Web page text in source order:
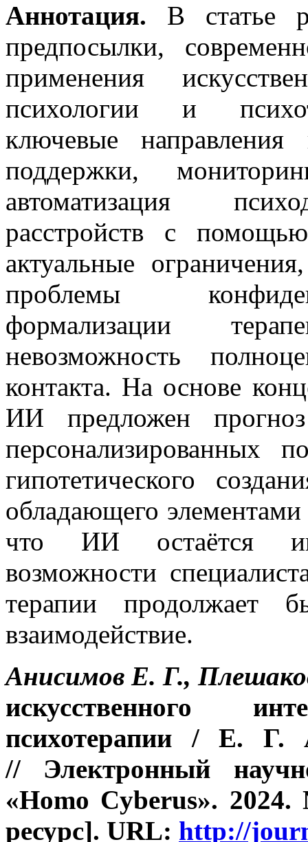
Аннотация. В статье
предпосылки,
применения
психологии и
ключевые
поддержки,
автоматизация
расстройств с
актуальные
проблемы
формализации
невозможность
контакта. На основе
ИИ предложен
персонализированных
гипотетического
обладающего элементами
что ИИ остаётся
возможности
терапии продолжает
взаимодействие.
Анисимов Е. Г.,
искусственного
психотерапии / Е. Г.
// Электронный
«Homo Cyberus».
ресурс]. URL: http://